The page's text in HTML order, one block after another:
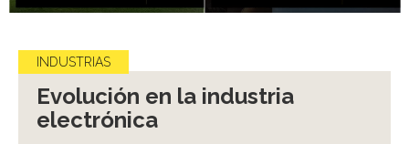
INDUSTRIAS
Evolución en la industria
electrónica